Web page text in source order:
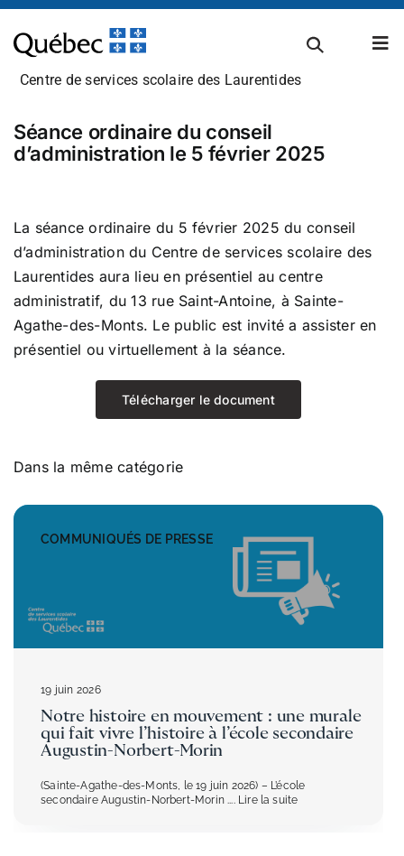
Passer
au
contenu
Admissions et inscriptions
Établissements scolaires
Transport scolaire
Infos parents
Actualités
Références et documentation
Centre de services scolaire des Laurentides
Séance ordinaire du conseil
d’administration le 5 février 2025
La séance ordinaire du 5 février 2025 du conseil
d’administration du Centre de services scolaire des
Laurentides aura lieu en présentiel au centre
administratif, du 13 rue Saint-Antoine, à Sainte-
Agathe-des-Monts. Le public est invité a assister en
présentiel ou virtuellement à la séance.
Télécharger le document
Dans la même catégorie
COMMUNIQUÉS DE PRESSE
19 juin 2026
Notre histoire en mouvement : une murale
qui fait vivre l’histoire à l’école secondaire
Augustin-Norbert-Morin
(Sainte-Agathe-des-Monts, le 19 juin 2026) – L’école
secondaire Augustin-Norbert-Morin.... Lire la suite